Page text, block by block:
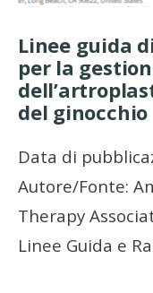
Linee guida
per la
del ginocchio
Data di
Autore/Fonte:
Therapy
Linee Guida e